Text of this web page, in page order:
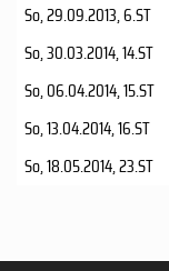
So, 29.09.2013, 6.ST
So, 30.03.2014, 14.ST
So, 06.04.2014, 15.ST
So, 13.04.2014, 16.ST
So, 18.05.2014, 23.ST